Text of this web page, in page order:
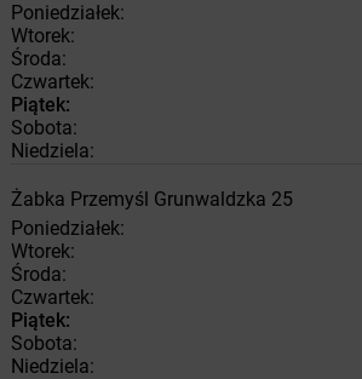
Poniedziałek:
Wtorek:
Środa:
Czwartek:
Piątek:
Sobota:
Niedziela:
Żabka Przemyśl Grunwaldzka 25
Poniedziałek:
Wtorek:
Środa:
Czwartek:
Piątek:
Sobota:
Niedziela: